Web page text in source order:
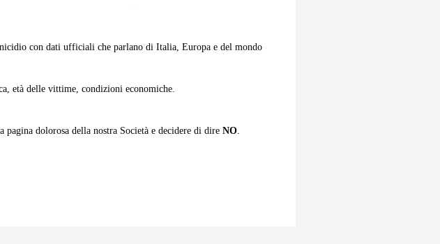
con dati ufficiali che parlano di Italia, Europa e del mondo
età delle vittime, condizioni economiche.
pagina dolorosa della nostra Società e decidere di dire NO.